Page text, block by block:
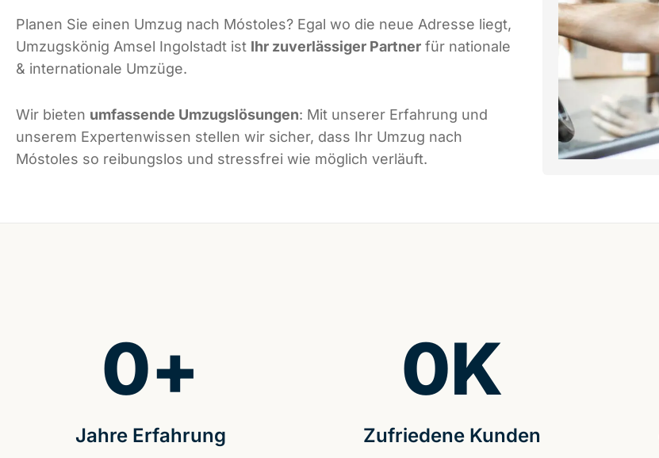
Planen Sie einen Umzug nach Móstoles? Egal wo die neue Adresse liegt,
Umzugskönig Amsel Ingolstadt ist Ihr zuverlässiger Partner für nationale
& internationale Umzüge.
Wir bieten umfassende Umzugslösungen: Mit unserer Erfahrung und
unserem Expertenwissen stellen wir sicher, dass Ihr Umzug nach
Móstoles so reibungslos und stressfrei wie möglich verläuft.
Jahre Erfahrung
0+
Zufriedene Kunden
0K